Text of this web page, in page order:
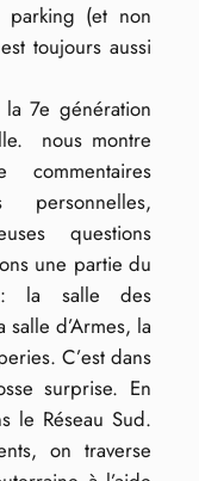
(et non
toujours aussi
7e génération
nous montre
personnelles,
questions
une partie du
: la salle des
d’Armes, la
C’est dans
surprise. En
le Réseau Sud.
on traverse